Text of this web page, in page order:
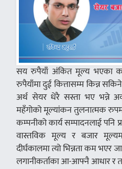
सय रुपैयाँ अंकित मूल्य भएका
रुपैयाँमा दुई कित्तासम्म किन्न
अर्थ सेयर धेरै सस्ता भए भन्ने
महँगोको मूल्यांकन तुलनात्मक
कम्पनीको कार्य सम्पादनलाई पनि
वास्तविक मूल्य र बजार
दीर्घकालमा त्यो भिन्नता कम भएर
लगानीकर्ताका आ-आफ्नै आधार र